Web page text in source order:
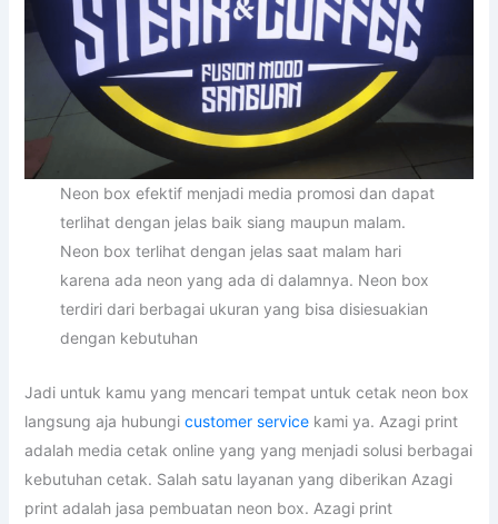
Neon box efektif menjadi media promosi dan dapat
terlihat dengan jelas baik siang maupun malam.
Neon box terlihat dengan jelas saat malam hari
karena ada neon yang ada di dalamnya. Neon box
terdiri dari berbagai ukuran yang bisa disiesuakian
dengan kebutuhan
Jadi untuk kamu yang mencari tempat untuk cetak neon box
langsung aja hubungi customer servicekami ya. Azagi print
adalah media cetak online yang yang menjadi solusi berbagai
kebutuhan cetak. Salah satu layanan yang diberikan Azagi
print adalah jasa pembuatan neon box. Azagi print